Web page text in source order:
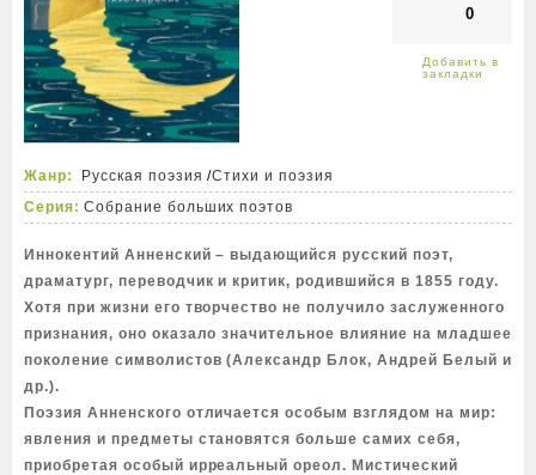
0
Жанр: Русская поэзия /Стихи и поэзия
Серия: Собрание больших поэтов
Иннокентий Анненский – выдающийся русский поэт,
драматург, переводчик и критик, родившийся в 1855 году.
Хотя при жизни его творчество не получило заслуженного
признания, оно оказало значительное влияние на младшее
поколение символистов (Александр Блок, Андрей Белый и
др.).
Поэзия Анненского отличается особым взглядом на мир:
явления и предметы становятся больше самих себя,
приобретая особый ирреальный ореол. Мистический